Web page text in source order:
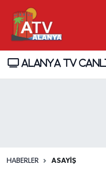
ALANYA TV
HABERLER ASAYİŞ